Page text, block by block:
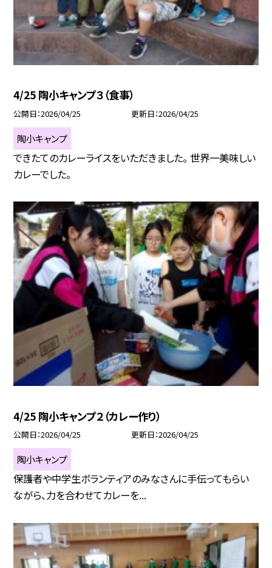
4/25 陶小キャンプ３（食事）
公開日 2026/04/25 更新日 2026/04/25
陶小キャンプ
できたてのカレーライスをいただきました。 世界一美味しい
カレーでした。
4/25 陶小キャンプ２（カレー作り）
公開日 2026/04/25 更新日 2026/04/25
陶小キャンプ
保護者や中学生ボランティアのみなさんに手伝ってもらい
ながら、力を合わせてカレーを...